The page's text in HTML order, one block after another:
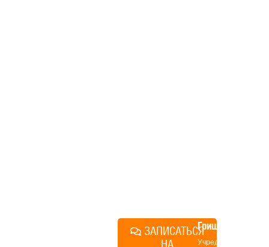
ЗАПИСАТЬСЯ
НА
Грищенко
Учредитель и